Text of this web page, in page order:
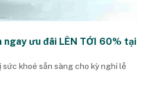
ngay ưu đãi LÊN TỚI 60% tại
khoẻ sẵn sàng cho kỳ nghỉ lễ